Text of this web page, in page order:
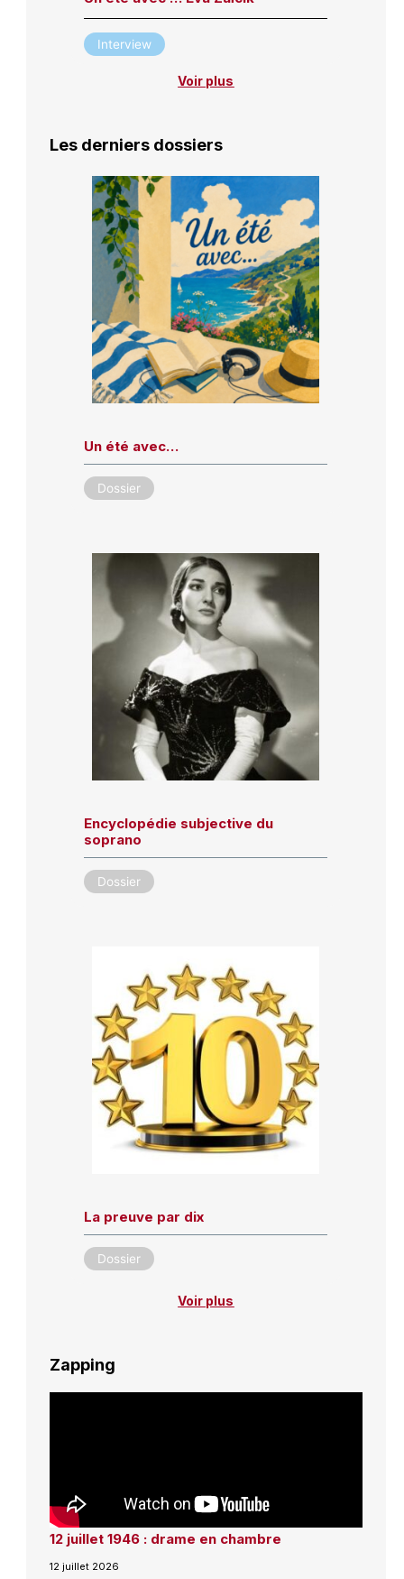
Interview
Voir plus
Les derniers dossiers
Un été avec…
Dossier
Encyclopédie subjective du
soprano
Dossier
La preuve par dix
Dossier
Voir plus
Zapping
12 juillet 1946 : drame en chambre
12 juillet 2026